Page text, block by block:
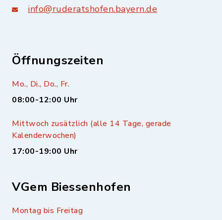
info@ruderatshofen.bayern.de
Öffnungszeiten
Mo., Di., Do., Fr.
08:00-12:00 Uhr
Mittwoch zusätzlich (alle 14 Tage, gerade
Kalenderwochen)
17:00-19:00 Uhr
VGem Biessenhofen
Montag bis Freitag